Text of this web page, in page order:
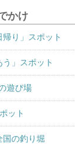
かけ
り」スポット
」スポット
遊び場
ット
国の釣り堀